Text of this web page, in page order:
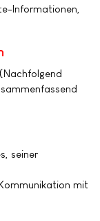
Informationen,
seiner
mit